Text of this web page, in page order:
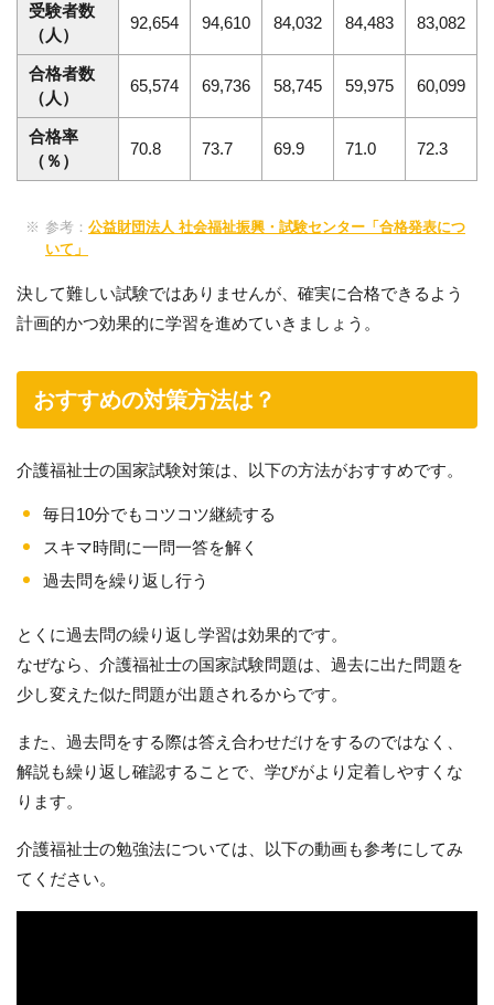
受験者数
（人）
92,654 94,610 84,032 84,483 83,082
合格者数
（人）
65,574 69,736 58,745 59,975 60,099
合格率
（％）
70.8 73.7 69.9 71.0 72.3
参考： 公益財団法人 社会福祉振興・試験センター「合格発表につ
いて」
決して難しい試験ではありませんが、確実に合格できるよう
計画的かつ効果的に学習を進めていきましょう。
おすすめの対策方法は？
介護福祉士の国家試験対策は、以下の方法がおすすめです。
毎日10分でもコツコツ継続する
スキマ時間に一問一答を解く
過去問を繰り返し行う
とくに過去問の繰り返し学習は効果的です。
なぜなら、介護福祉士の国家試験問題は、過去に出た問題を
少し変えた似た問題が出題されるからです。
また、過去問をする際は答え合わせだけをするのではなく、
解説も繰り返し確認することで、学びがより定着しやすくな
ります。
介護福祉士の勉強法については、以下の動画も参考にしてみ
てください。